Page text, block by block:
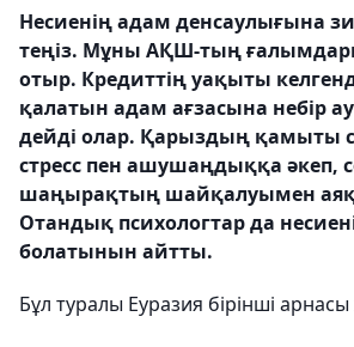
Несиенің адам денсаулығына
теңіз. Мұны АҚШ-тың
отыр. Кредиттің уақыты
қалатын адам ағзасына небір
дейді олар. Қарыздың қамыты
стресс пен ашушаңдыққа әкеп,
шаңырақтың шайқалуымен
Отандық психологтар да
болатынын айтты.
Бұл туралы Еуразия бірінші